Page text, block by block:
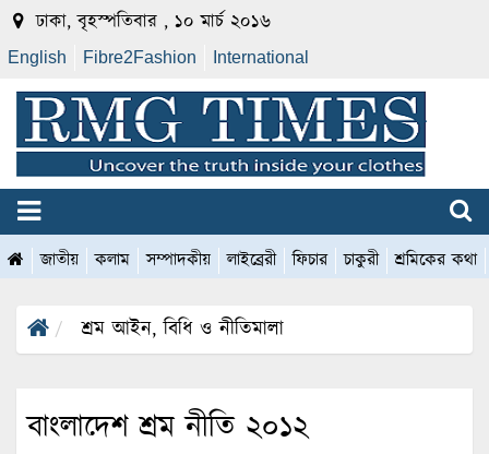
ঢাকা, বৃহস্পতিবার , ১০ মার্চ ২০১৬
English Fibre2Fashion International
জাতীয় কলাম সম্পাদকীয় লাইব্রেরী ফিচার চাকুরী শ্রমিকের কথা
শ্রম আইন, বিধি ও নীতিমালা
বাংলাদেশ শ্রম নীতি ২০১২